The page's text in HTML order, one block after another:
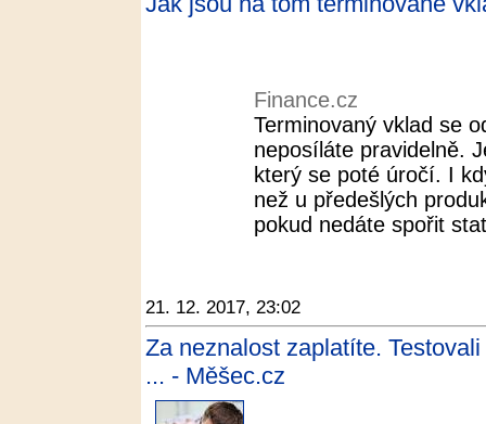
Finance.cz
Terminovaný vklad se
neposíláte pravidelně.
který se poté úročí. I
než u předešlých
pokud nedáte spořit
21. 12. 2017, 23:02
Za neznalost zaplatíte.
... - Měšec.cz